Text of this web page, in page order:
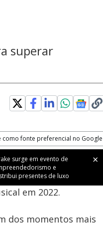
superar
como fonte preferencial no Google
window
surge em evento de
e
presentes de luxo
Mendes, que
por quase 30 anos,
em 2022.
dos momentos mais